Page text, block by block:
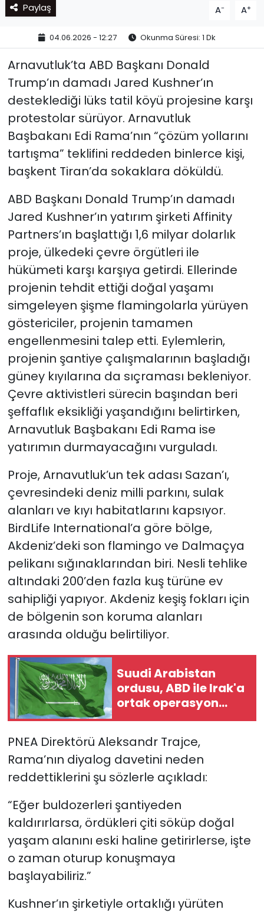
Paylaş A- A+
04.06.2026 - 12:27 Okunma Süresi: 1 Dk
Arnavutluk’ta ABD Başkanı Donald
Trump’ın damadı Jared Kushner’ın
desteklediği lüks tatil köyü projesine karşı
protestolar sürüyor. Arnavutluk
Başbakanı Edi Rama’nın “çözüm yollarını
tartışma” teklifini reddeden binlerce kişi,
başkent Tiran’da sokaklara döküldü.
ABD Başkanı Donald Trump’ın damadı
Jared Kushner’ın yatırım şirketi Affinity
Partners’ın başlattığı 1,6 milyar dolarlık
proje, ülkedeki çevre örgütleri ile
hükümeti karşı karşıya getirdi. Ellerinde
projenin tehdit ettiği doğal yaşamı
simgeleyen şişme flamingolarla yürüyen
göstericiler, projenin tamamen
engellenmesini talep etti. Eylemlerin,
projenin şantiye çalışmalarının başladığı
güney kıyılarına da sıçraması bekleniyor.
Çevre aktivistleri sürecin başından beri
şeffaflık eksikliği yaşandığını belirtirken,
Arnavutluk Başbakanı Edi Rama ise
yatırımın durmayacağını vurguladı.
Proje, Arnavutluk’un tek adası Sazan’ı,
çevresindeki deniz milli parkını, sulak
alanları ve kıyı habitatlarını kapsıyor.
BirdLife International’a göre bölge,
Akdeniz’deki son flamingo ve Dalmaçya
pelikanı sığınaklarından biri. Nesli tehlike
altındaki 200’den fazla kuş türüne ev
sahipliği yapıyor. Akdeniz keşiş fokları için
de bölgenin son koruma alanları
arasında olduğu belirtiliyor.
Suudi Arabistan
ordusu, ABD ile Irak'a
ortak operasyon
düzenledi
PNEA Direktörü Aleksandr Trajce,
Rama’nın diyalog davetini neden
reddettiklerini şu sözlerle açıkladı:
“Eğer buldozerleri şantiyeden
kaldırırlarsa, ördükleri çiti söküp doğal
yaşam alanını eski haline getirirlerse, işte
o zaman oturup konuşmaya
başlayabiliriz.”
Kushner’ın şirketiyle ortaklığı yürüten